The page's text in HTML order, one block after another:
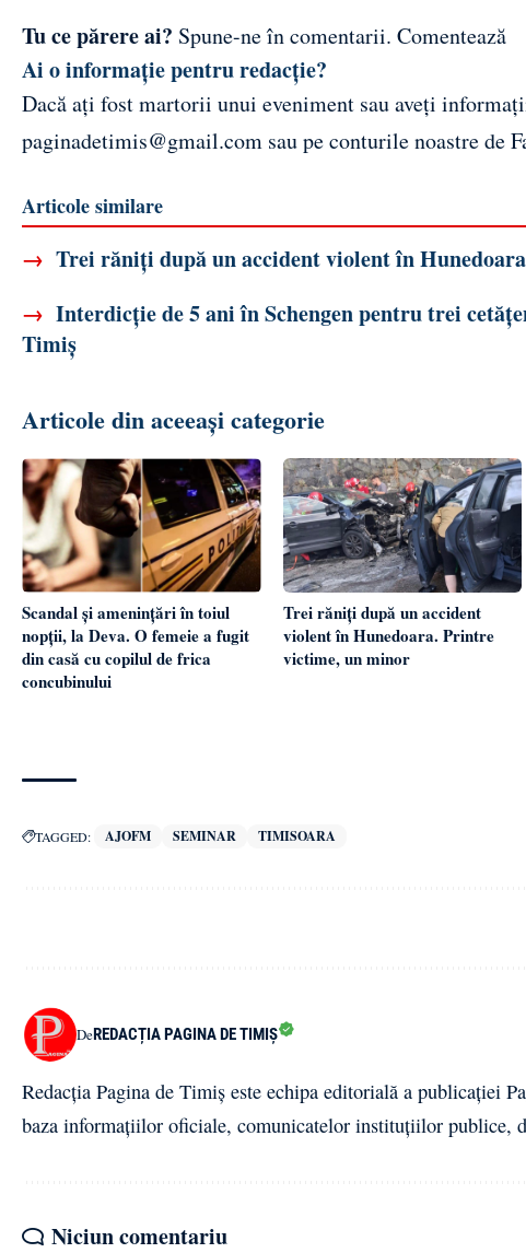
Tu ce părere ai? Spune-ne în comentarii. Comentează
Ai o informație pentru redacție?
Dacă ați fost martorii unui eveniment sau aveți
paginadetimis@gmail.com sau pe conturile noastre de
Articole similare
→ Trei răniți după un accident violent în
→ Interdicție de 5 ani în Schengen pentru trei
Timiș
Articole din aceeași categorie
Scandal și amenințări în toiul
nopții, la Deva. O femeie a fugit
din casă cu copilul de frica
concubinului
Trei răniți după un accident
violent în Hunedoara. Printre
victime, un minor
TAGGED: AJOFM SEMINAR TIMISOARA
DeREDACȚIA PAGINA DE TIMIȘ
Redacția Pagina de Timiș este echipa editorială a publicației
baza informațiilor oficiale, comunicatelor instituțiilor publice,
Niciun comentariu